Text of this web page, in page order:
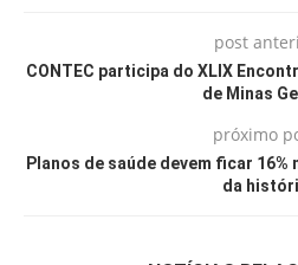
post
CONTEC participa do XLIX
de Minas
próximo
Planos de saúde devem ficar
da